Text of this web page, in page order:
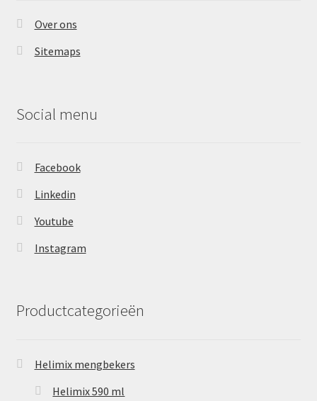
Over ons
Sitemaps
Social menu
Facebook
Linkedin
Youtube
Instagram
Productcategorieën
Helimix mengbekers
Helimix 590 ml